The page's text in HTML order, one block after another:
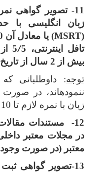
11- تصویر گواهی
زبان انگلیسی با
(
MSRT
)یا معادل آن 460 از تافل
تافل اینترنتی، 5
/5 از
بیش از 2 سال از تاریخ آن نگذشته باشد.
توجه: داوطلبانی
ننموده­اند، در
زبان با نمره لازم تا 10 اسفند 1405 هستند.
12- مستندات
در مجلات معتبر
معتبر (در صورت
13-تصویر گواهی